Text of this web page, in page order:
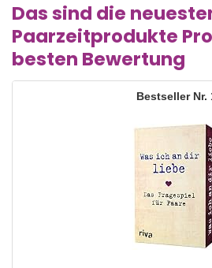
Das sind die
Paarzeitprodukte
besten Bewertung